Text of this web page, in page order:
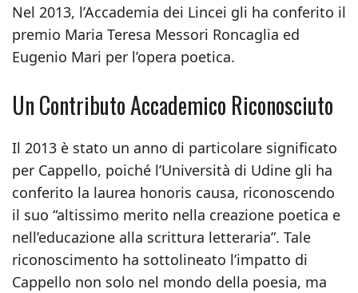
Nel 2013, l’Accademia dei Lincei gli ha conferito il
premio Maria Teresa Messori Roncaglia ed
Eugenio Mari per l’opera poetica.
Un Contributo Accademico Riconosciuto
Il 2013 è stato un anno di particolare significato
per Cappello, poiché l’Università di Udine gli ha
conferito la laurea honoris causa, riconoscendo
il suo “altissimo merito nella creazione poetica e
nell’educazione alla scrittura letteraria”. Tale
riconoscimento ha sottolineato l’impatto di
Cappello non solo nel mondo della poesia, ma